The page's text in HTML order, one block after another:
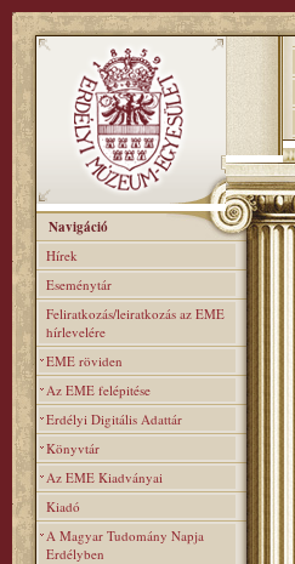
Navigáció
Hírek
Eseménytár
Feliratkozás/leiratkozás az EME
hírlevelére
EME röviden
Az EME felépitése
Erdélyi Digitális Adattár
Könyvtár
Az EME Kiadványai
Kiadó
A Magyar Tudomány Napja
Erdélyben